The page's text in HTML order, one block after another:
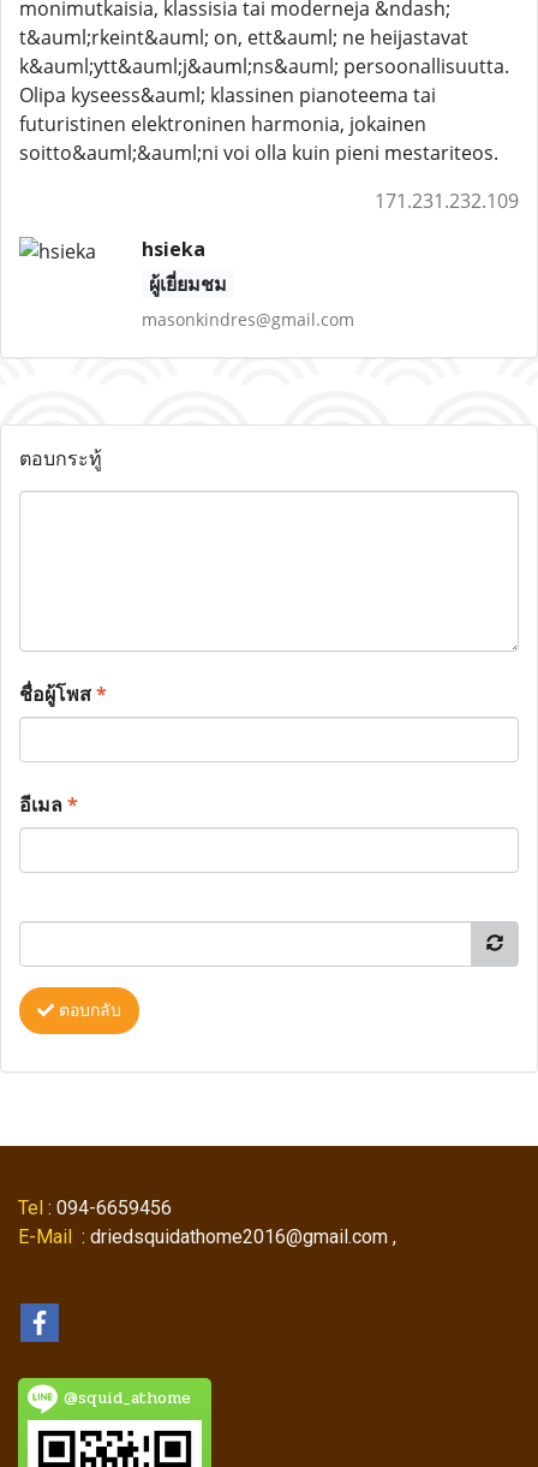
monimutkaisia, klassisia tai moderneja &ndash;
t&auml;rkeint&auml; on, ett&auml; ne heijastavat
k&auml;ytt&auml;j&auml;ns&auml; persoonallisuutta.
Olipa kyseess&auml; klassinen pianoteema tai
futuristinen elektroninen harmonia, jokainen
soitto&auml;&auml;ni voi olla kuin pieni mestariteos.
171.231.232.109
hsieka
ผู้เยี่ยมชม
masonkindres@gmail.com
ตอบกระทู้
ชื่อผู้โพส*
อีเมล*
ตอบกลับ
Tel : 094-6659456
E-Mail : driedsquidathome2016@gmail.com ,
@squid_athome